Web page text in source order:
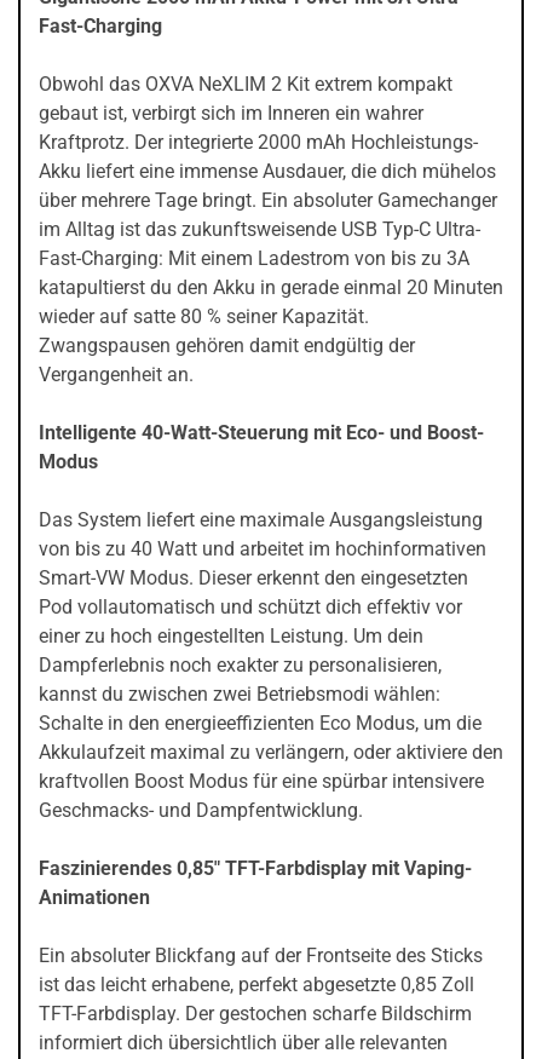
Fast-Charging
Obwohl das OXVA NeXLIM 2 Kit extrem kompakt
gebaut ist, verbirgt sich im Inneren ein wahrer
Kraftprotz. Der integrierte 2000 mAh Hochleistungs-
Akku liefert eine immense Ausdauer, die dich mühelos
über mehrere Tage bringt. Ein absoluter Gamechanger
im Alltag ist das zukunftsweisende USB Typ-C Ultra-
Fast-Charging: Mit einem Ladestrom von bis zu 3A
katapultierst du den Akku in gerade einmal 20 Minuten
wieder auf satte 80 % seiner Kapazität.
Zwangspausen gehören damit endgültig der
Vergangenheit an.
Intelligente 40-Watt-Steuerung mit Eco- und Boost-
Modus
Das System liefert eine maximale Ausgangsleistung
von bis zu 40 Watt und arbeitet im hochinformativen
Smart-VW Modus. Dieser erkennt den eingesetzten
Pod vollautomatisch und schützt dich effektiv vor
einer zu hoch eingestellten Leistung. Um dein
Dampferlebnis noch exakter zu personalisieren,
kannst du zwischen zwei Betriebsmodi wählen:
Schalte in den energieeffizienten Eco Modus, um die
Akkulaufzeit maximal zu verlängern, oder aktiviere den
kraftvollen Boost Modus für eine spürbar intensivere
Geschmacks- und Dampfentwicklung.
Faszinierendes 0,85" TFT-Farbdisplay mit Vaping-
Animationen
Ein absoluter Blickfang auf der Frontseite des Sticks
ist das leicht erhabene, perfekt abgesetzte 0,85 Zoll
TFT-Farbdisplay. Der gestochen scharfe Bildschirm
informiert dich übersichtlich über alle relevanten